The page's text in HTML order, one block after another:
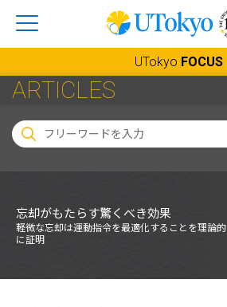
UTokyo FOCUS
ARTICLES
忘却がもたらす驚くべき効果
軽微な忘却は運動指令を最適化することを理論的
に証明